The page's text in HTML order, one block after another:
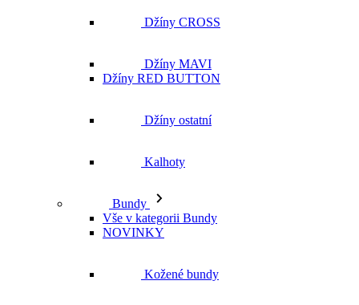
Džíny CROSS
Džíny MAVI
Džíny RED BUTTON
Džíny ostatní
Kalhoty
Bundy
Vše v kategorii Bundy
NOVINKY
Kožené bundy